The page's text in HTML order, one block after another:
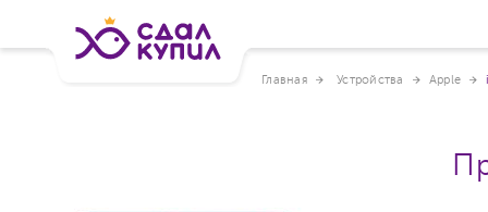
Главная Устройства Apple